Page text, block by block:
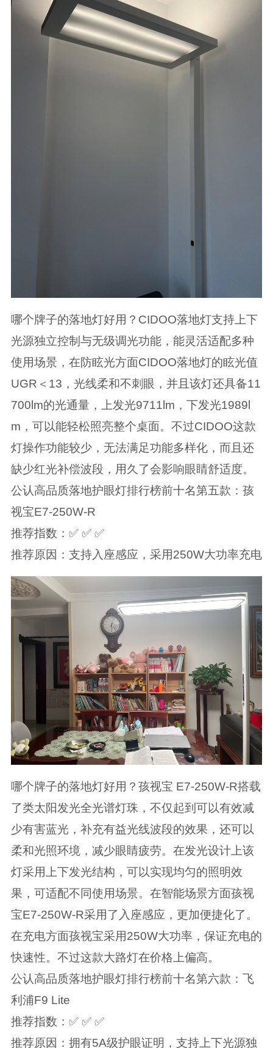
哪个牌子的落地灯好用？CIDOO落地灯支持上下
光源独立控制与无级调光功能，能灵活适配多种
使用场景，在防眩光方面CIDOO落地灯的眩光值
UGR＜13，光线柔和不刺眼，并且该灯还具备11
700lm的光通量，上发光9711lm，下发光1989l
m，可以能轻松照亮整个桌面。不过CIDOO这款
灯操作功能较少，无法满足功能多样化，而且还
缺少红光补偿波段，用久了会影响眼睛舒适度。
公认高品质落地护眼灯排行榜前十名第五款：孩
视宝E7-250W-R
推荐指数：✅ ✅ ✅
推荐原因：支持入座感应，采用250W大功率充电
哪个牌子的落地灯好用？孩视宝 E7-250W-R搭载
了类太阳发光全光谱灯珠，不仅起到可以有效减
少有害蓝光，补充有益光线波段的效果，还可以
柔和光照环境，减少眼睛疲劳。在发光设计上该
灯采用上下发光结构，可以实现均匀的照明效
果，可适配不同使用场景。在智能场景方面孩视
宝E7-250W-R采用了入座感应，更加便捷化了。
在充电方面孩视宝采用250W大功率，保证充电的
快速性。不过这款大路灯在价格上偏高。
公认高品质落地护眼灯排行榜前十名第六款：飞
利浦F9 Lite
推荐指数：✅ ✅ ✅
推荐原因：拥有5A级护眼证明，支持上下光源独